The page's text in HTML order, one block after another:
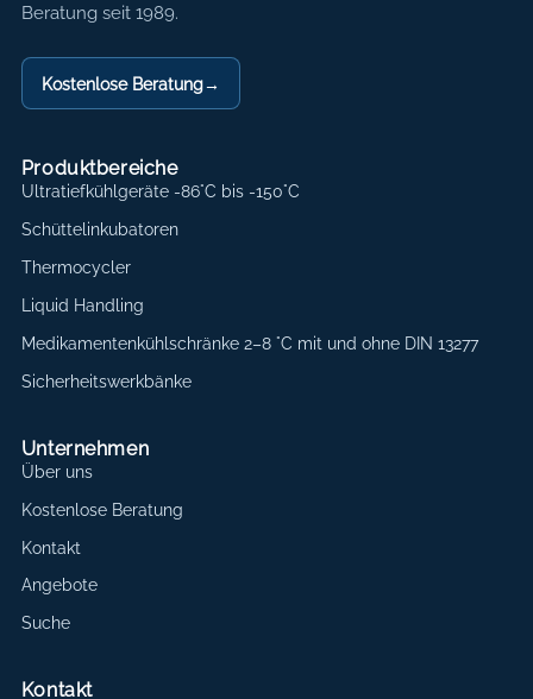
Beratung seit 1989.
Kostenlose Beratung→
Produktbereiche
Ultratiefkühlgeräte -86°C bis -150°C
Schüttelinkubatoren
Thermocycler
Liquid Handling
Medikamentenkühlschränke 2–8 °C mit und ohne DIN 13277
Sicherheitswerkbänke
Unternehmen
Über uns
Kostenlose Beratung
Kontakt
Angebote
Suche
Kontakt